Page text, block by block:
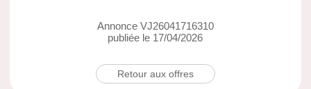
Annonce VJ26041716310
publiée le 17/04/2026
Retour aux offres